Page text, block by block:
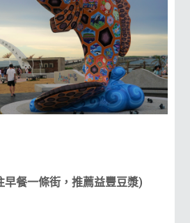
餐一條街，推薦益豐豆漿)